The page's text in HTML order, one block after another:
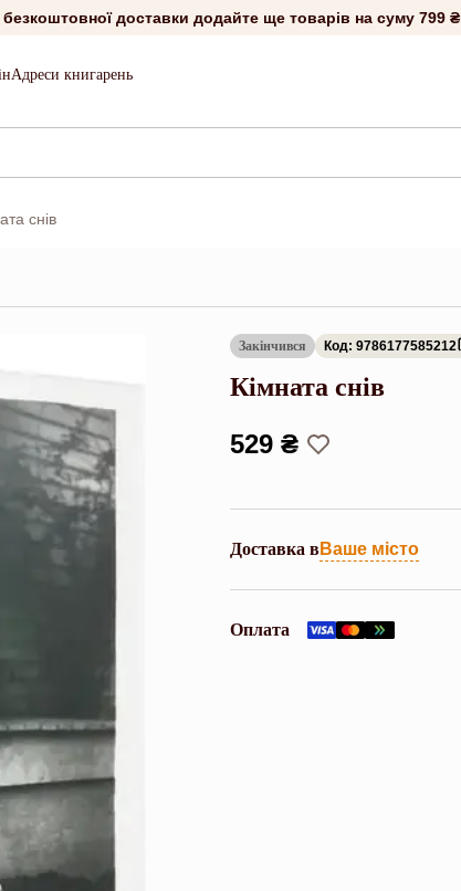
доставки додайте ще товарів на суму 799 ₴
Адреси книгарень
снів
Закінчився Код: 9786177585212
Кімната снів
529 ₴
Доставка вВаше місто
Оплата